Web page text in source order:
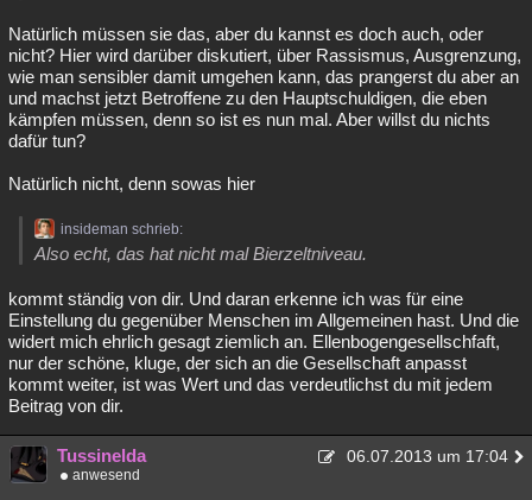
Natürlich müssen sie das, aber du kannst es doch auch, oder
nicht? Hier wird darüber diskutiert, über Rassismus, Ausgrenzung,
wie man sensibler damit umgehen kann, das prangerst du aber an
und machst jetzt Betroffene zu den Hauptschuldigen, die eben
kämpfen müssen, denn so ist es nun mal. Aber willst du nichts
dafür tun?
Natürlich nicht, denn sowas hier
insideman schrieb:
Also echt, das hat nicht mal Bierzeltniveau.
kommt ständig von dir. Und daran erkenne ich was für eine
Einstellung du gegenüber Menschen im Allgemeinen hast. Und die
widert mich ehrlich gesagt ziemlich an. Ellenbogengesellschfaft,
nur der schöne, kluge, der sich an die Gesellschaft anpasst
kommt weiter, ist was Wert und das verdeutlichst du mit jedem
Beitrag von dir.
Tussinelda 06.07.2013 um 17:04
anwesend